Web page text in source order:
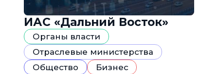
ИАС «Дальний Восток»
Органы власти
Отраслевые министерства
Общество
Бизнес